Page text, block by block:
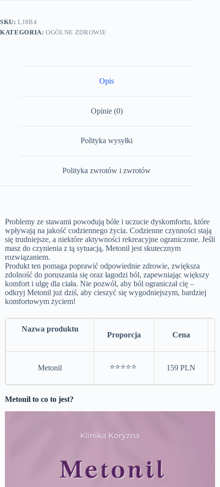
SKU:LJ8B4
KATEGORIA:OGÓLNE ZDROWIE
Opis
Opinie (0)
Polityka wysyłki
Polityka zwrotów i zwrotów
Problemy ze stawami powodują bóle i uczucie dyskomfortu, które
wpływają na jakość codziennego życia. Codzienne czynności stają
się trudniejsze, a niektóre aktywności rekreacyjne ograniczone. Jeśli
masz do czynienia z tą sytuacją, Metonil jest skutecznym
rozwiązaniem.
Produkt ten pomaga poprawić odpowiednie zdrowie, zwiększa
zdolność do poruszania się oraz łagodzi ból, zapewniając większy
komfort i ulgę dla ciała. Nie pozwól, aby ból ograniczał cię –
odkryj Metonil już dziś, aby cieszyć się wygodniejszym, bardziej
komfortowym życiem!
Nazwa produktu
Proporcja Cena
Metonil ⭐⭐⭐⭐⭐ 159 PLN
Metonil to co to jest?